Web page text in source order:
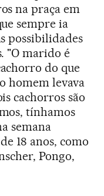
na praça em
sempre ia
possibilidades
"O marido é
do que
homem levava
cachorros são
tínhamos
semana
18 anos, como
Pongo,